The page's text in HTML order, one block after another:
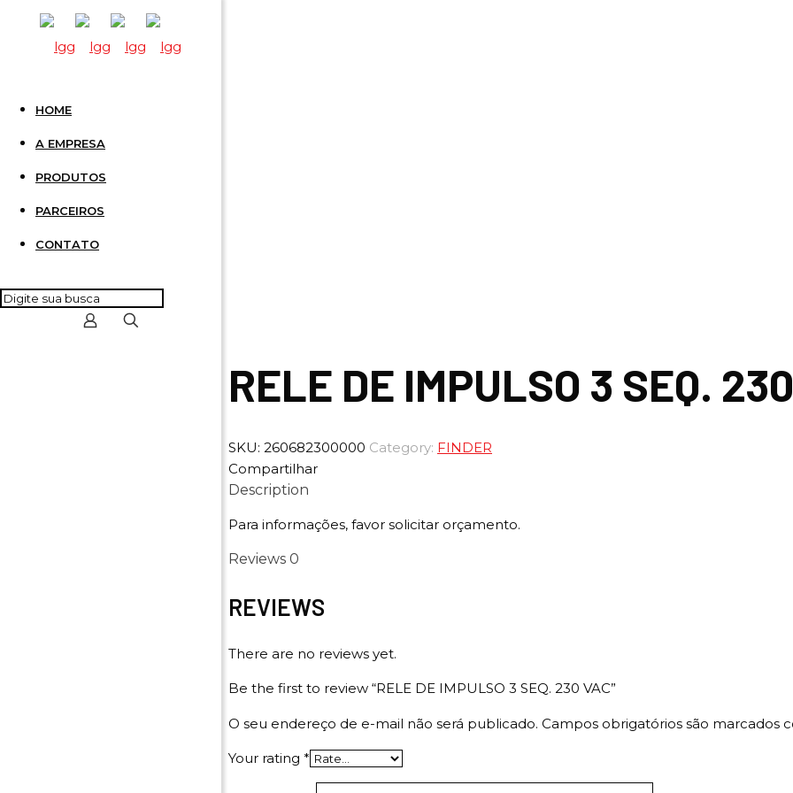
HOME
A EMPRESA
PRODUTOS
PARCEIROS
CONTATO
RELE DE IMPULSO 3 SEQ.
SKU: 260682300000 Category: FINDER
Compartilhar
Description
Para informações, favor solicitar orçamento.
Reviews 0
REVIEWS
There are no reviews yet.
Be the first to review “RELE DE IMPULSO 3 SEQ. 230 VAC”
O seu endereço de e-mail não será publicado. Campos obrigatórios são marcados
Your rating *